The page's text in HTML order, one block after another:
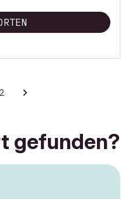
2
gefunden?